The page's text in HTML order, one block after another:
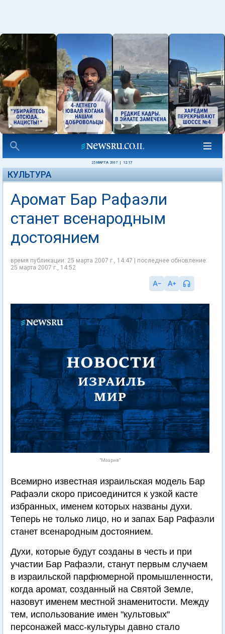
25 МАРТА 2007 12:17
КУЛЬТУРА
Аромат Бар Рафаэли
станет всенародным
достоянием
время публикации: 25 марта 2007 г., 14:47 | последнее обновление:
25 марта 2007 г., 14:52
"Маарив"
Всемирно известная израильская модель Бар
Рафаэли скоро присоединится к узкой касте
избранных, именем которых названы духи.
Теперь не только лицо, но и запах Бар Рафаэли
станет всенародным достоянием.
Духи, которые будут созданы в честь и при
участии Бар Рафаэли, станут первым случаем
в израильской парфюмерной промышленности,
когда аромат, созданный на Святой Земле,
назовут именем местной знаменитости. Между
тем, использование имен "культовых"
персонажей масс-культуры давно стало